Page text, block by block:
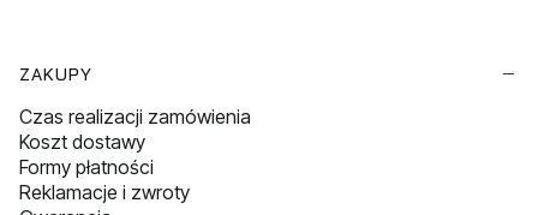
ZAKUPY
Czas realizacji zamówienia
Koszt dostawy
Formy płatności
Reklamacje i zwroty